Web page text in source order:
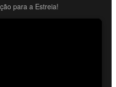
para a Estreia!